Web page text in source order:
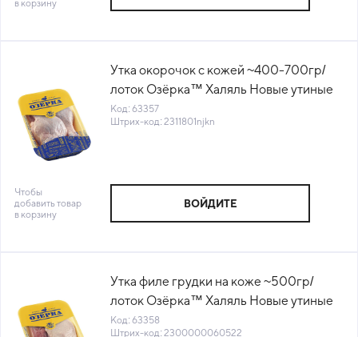
в корзину
Утка окорочок с кожей ~400-700гр/
лоток Озёрка™ Халяль Новые утиные
фермы (4999) (КОД 63357) (-18°С)
Код: 63357
Штрих-код: 2311801njkn
Чтобы
добавить товар
в корзину
ВОЙДИТЕ
Утка филе грудки на коже ~500гр/
лоток Озёрка™ Халяль Новые утиные
фермы (4694) (КОД 63358) (-18°С)
Код: 63358
Штрих-код: 2300000060522